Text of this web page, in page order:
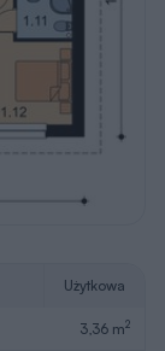
Użytkowa
3,36 m2